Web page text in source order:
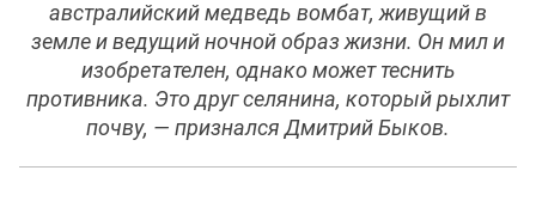
австралийский медведь вомбат, живущий в
земле и ведущий ночной образ жизни. Он мил и
изобретателен, однако может теснить
противника. Это друг селянина, который рыхлит
почву, — признался Дмитрий Быков.